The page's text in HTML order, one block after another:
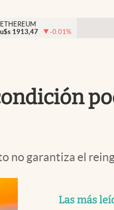
ETHEREUM
u$s 1913,47 -0.01%
no garantiza el
Las más